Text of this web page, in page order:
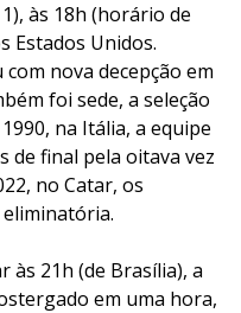
às 18h (horário de
Estados Unidos.
nova decepção em
foi sede, a seleção
na Itália, a equipe
de final pela oitava vez
no Catar, os
às 21h (de Brasília), a
em uma hora,